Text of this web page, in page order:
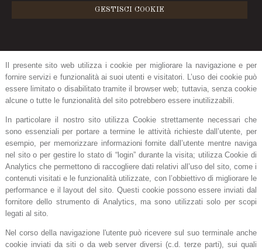
GESTISCI COOKIE
è un file di testo che viene memorizzato su computer, tablet,
Il presente sito web utilizza i cookie per migliorare la navigazione e per
fornire servizi e funzionalità ai suoi utenti e visitatori. L’uso dei cookie può
essere limitato o disabilitato tramite il browser web; tuttavia, senza cookie
alcune o tutte le funzionalità del sito potrebbero essere inutilizzabili.
In particolare il nostro sito utilizza Cookie strettamente necessari che
sono essenziali per portare a termine le attività richieste dall’utente, per
esempio, per memorizzare informazioni fornite dall’utente mentre naviga
nel sito o per gestire lo stato di “login” durante la visita; utilizza Cookie di
Analytics che permettono di raccogliere dati relativi all’uso del sito, come i
contenuti visitati e le funzionalità utilizzate, con l’obbiettivo di migliorare le
performance e il layout del sito. Questi cookie possono essere inviati dal
fornitore dello strumento di Analytics, ma sono utilizzati solo per scopi
legati al sito.
Nel corso della navigazione l'utente può ricevere sul suo terminale anche
cookie inviati da siti o da web server diversi (c.d. terze parti), sui quali